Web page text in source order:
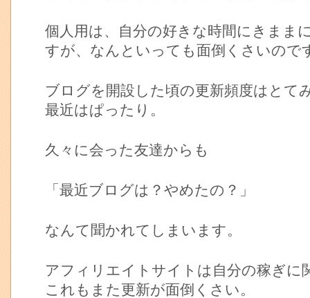
個人用は、自分の好きな時間にきまま
すが、なんといっても面倒くさいので
ブログを開設した頃の更新頻度はとて
最近はぱったり。
久々に会った友達からも
「最近ブログは？やめたの？」
なんて聞かれてしまいます。
アフィリエイトサイトは自分の稼ぎに
これもまた更新が面倒くさい。